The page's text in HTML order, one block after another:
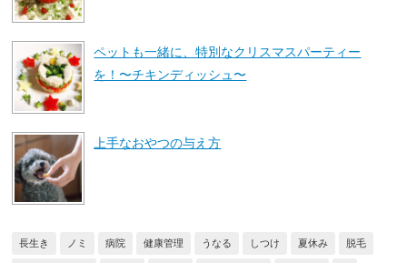
ペットも一緒に、特別なクリスマスパーティー
を！〜チキンディッシュ〜
上手なおやつの与え方
長生き ノミ 病院 健康管理 うなる しつけ 夏休み 脱毛